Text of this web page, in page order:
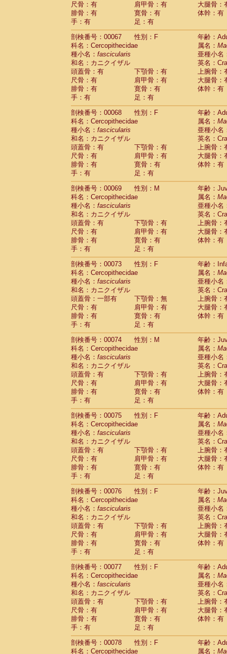
尺骨：有
肩甲骨：有
大腿骨：
腓骨：有
寛骨：有
体幹：有
手：有
足：有
剖検番号：00067
性別：F
年齢：
科名：Cercopithecidae
属名：
種小名： fascicularis
亜種小名
和名：カニクイザル
英名：
頭蓋骨：有
下顎骨：有
上腕骨：
尺骨：有
肩甲骨：有
大腿骨：
腓骨：有
寛骨：有
体幹：有
手：有
足：有
剖検番号：00068
性別：F
年齢：
科名：Cercopithecidae
属名：
種小名： fascicularis
亜種小名
和名：カニクイザル
英名：
頭蓋骨：有
下顎骨：有
上腕骨：
尺骨：有
肩甲骨：有
大腿骨：
腓骨：有
寛骨：有
体幹：有
手：有
足：有
剖検番号：00069
性別：M
年齢：
科名：Cercopithecidae
属名：
種小名： fascicularis
亜種小名
和名：カニクイザル
英名：
頭蓋骨：有
下顎骨：有
上腕骨：
尺骨：有
肩甲骨：有
大腿骨：
腓骨：有
寛骨：有
体幹：有
手：有
足：有
剖検番号：00073
性別：F
年齢：
科名：Cercopithecidae
属名：
種小名： fascicularis
亜種小名
和名：カニクイザル
英名：
頭蓋骨：一部有
下顎骨：無
上腕骨：
尺骨：有
肩甲骨：有
大腿骨：
腓骨：有
寛骨：有
体幹：有
手：有
足：有
剖検番号：00074
性別：M
年齢：
科名：Cercopithecidae
属名：
種小名： fascicularis
亜種小名
和名：カニクイザル
英名：
頭蓋骨：有
下顎骨：有
上腕骨：
尺骨：有
肩甲骨：有
大腿骨：
腓骨：有
寛骨：有
体幹：有
手：有
足：有
剖検番号：00075
性別：F
年齢：
科名：Cercopithecidae
属名：
種小名： fascicularis
亜種小名
和名：カニクイザル
英名：
頭蓋骨：有
下顎骨：有
上腕骨：
尺骨：有
肩甲骨：有
大腿骨：
腓骨：有
寛骨：有
体幹：有
手：有
足：有
剖検番号：00076
性別：F
年齢：
科名：Cercopithecidae
属名：
種小名： fascicularis
亜種小名
和名：カニクイザル
英名：
頭蓋骨：有
下顎骨：有
上腕骨：
尺骨：有
肩甲骨：有
大腿骨：
腓骨：有
寛骨：有
体幹：有
手：有
足：有
剖検番号：00077
性別：F
年齢：
科名：Cercopithecidae
属名：
種小名： fascicularis
亜種小名
和名：カニクイザル
英名：
頭蓋骨：有
下顎骨：有
上腕骨：
尺骨：有
肩甲骨：有
大腿骨：
腓骨：有
寛骨：有
体幹：有
手：有
足：有
剖検番号：00078
性別：F
年齢：
科名：Cercopithecidae
属名：